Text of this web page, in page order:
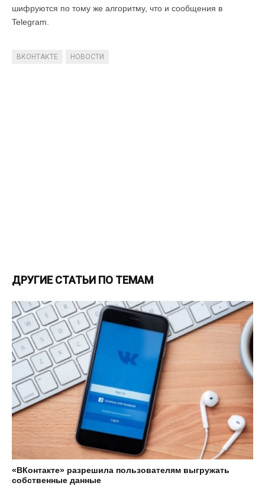
шифруются по тому же алгоритму, что и сообщения в
Telegram.
ВКОНТАКТЕ НОВОСТИ
ДРУГИЕ СТАТЬИ ПО ТЕМАМ
«ВКонтакте» разрешила пользователям выгружать
собственные данные